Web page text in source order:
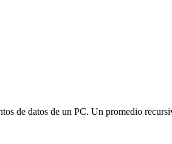
de datos de un PC. Un promedio